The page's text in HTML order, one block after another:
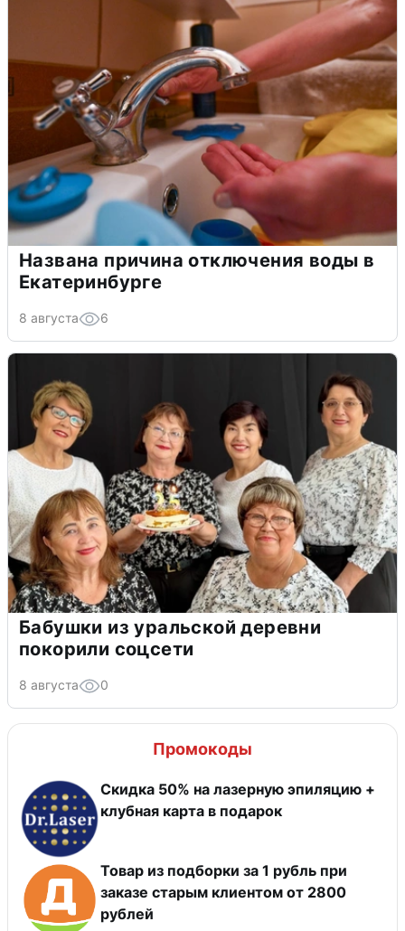
Названа причина отключения воды в
Екатеринбурге
8 августа 6
Бабушки из уральской деревни
покорили соцсети
8 августа 0
Промокоды
Скидка 50% на лазерную эпиляцию +
клубная карта в подарок
Товар из подборки за 1 рубль при
заказе старым клиентом от 2800
рублей